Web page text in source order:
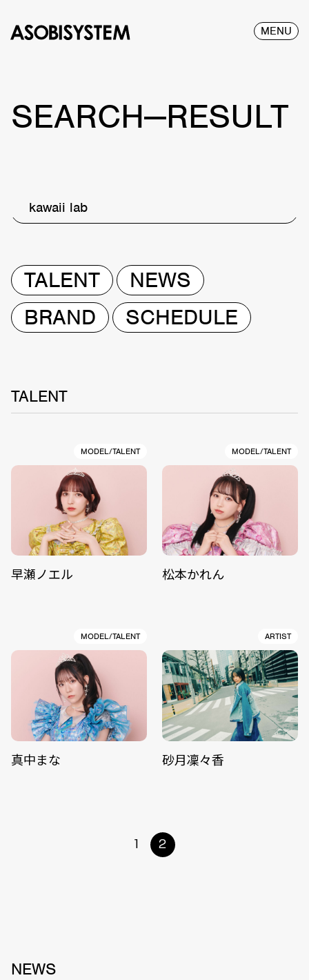
MENU
SEARCH—RESULT
kawaii lab
TALENT
NEWS
BRAND
SCHEDULE
TALENT
MODEL/TALENT
早瀬ノエル
MODEL/TALENT
松本かれん
MODEL/TALENT
真中まな
ARTIST
砂月凜々香
1 2
NEWS